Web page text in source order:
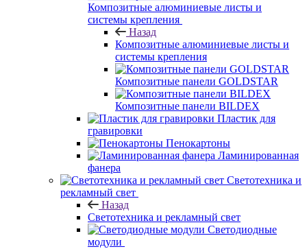
Композитные алюминиевые листы и
системы крепления
Назад
Композитные алюминиевые листы и
системы крепления
Композитные панели GOLDSTAR
Композитные панели BILDEX
Пластик для
гравировки
Пенокартоны
Ламинированная
фанера
Светотехника и
рекламный свет
Назад
Светотехника и рекламный свет
Светодиодные
модули